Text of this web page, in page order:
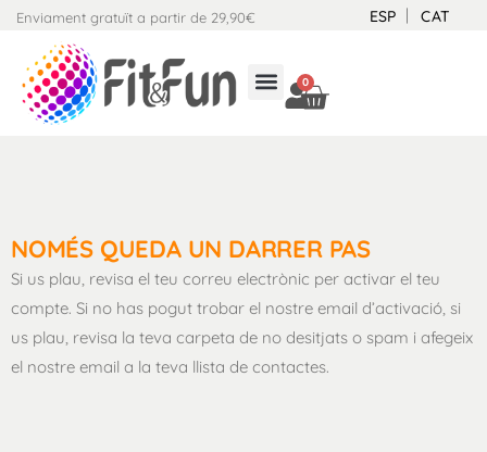
Vés
contingut
Enviament gratuït a partir de 29,90€ ESP CAT
0
CISTELLA
NOMÉS QUEDA UN DARRER PAS
Si us plau, revisa el teu correu electrònic per activar el teu
compte. Si no has pogut trobar el nostre email d’activació, si
us plau, revisa la teva carpeta de no desitjats o spam i afegeix
el nostre email a la teva llista de contactes.